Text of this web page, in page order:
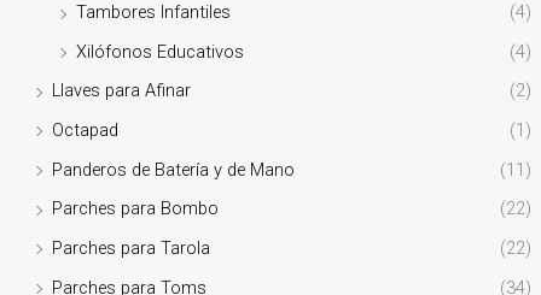
Tambores Infantiles
(4)
Xilófonos Educativos
(4)
Llaves para Afinar
(2)
Octapad
(1)
Panderos de Batería y de Mano
(11)
Parches para Bombo
(22)
Parches para Tarola
(22)
Parches para Toms
(34)